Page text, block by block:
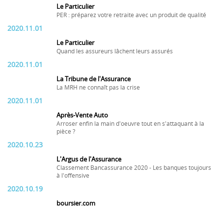
Le Particulier
PER : préparez votre retraite avec un produit de qualité
2020.11.01
Le Particulier
Quand les assureurs lâchent leurs assurés
2020.11.01
La Tribune de l'Assurance
La MRH ne connaît pas la crise
2020.11.01
Après-Vente Auto
Arroser enfin la main d'oeuvre tout en s'attaquant à la
pièce ?
2020.10.23
L'Argus de l'Assurance
Classement Bancassurance 2020 - Les banques toujours
à l'offensive
2020.10.19
boursier.com